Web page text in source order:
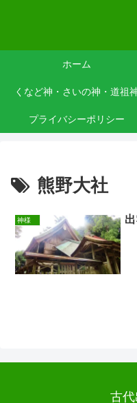
ホーム
くなど神・さいの神・道祖
プライバシーポリシー
熊野大社
神様
古